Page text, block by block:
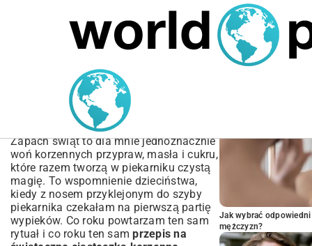
MARIUSZ ŁAMAGA 04.10.2025
Przepis na Świąteczne
Ciasteczka Korzenne:
Prosty Przewodnik
Zapach świąt to dla mnie jednoznacznie
woń korzennych przypraw, masła i cukru,
które razem tworzą w piekarniku czystą
magię. To wspomnienie dzieciństwa,
kiedy z nosem przyklejonym do szyby
piekarnika czekałam na pierwszą partię
wypieków. Co roku powtarzam ten sam
rytuał i co roku ten samprzepis na
Jak wybrać
mężczyzn?